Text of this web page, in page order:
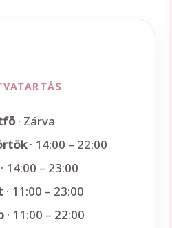
· Zárva
· 14:00 – 22:00
14:00 – 23:00
· 11:00 – 23:00
· 11:00 – 22:00